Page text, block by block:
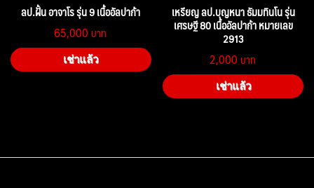
ลป.ฝั้น อาจาโร รุ่น 9 เนื้ออัลปาก้า
65,000
เช่าแล้ว
เหรียญ ลป.บุญหนา ธัมมทินโน รุ่น
เศรษฐี 80 เนื้ออัลปาก้า หมายเลข
2913
2,000
เช่าแล้ว